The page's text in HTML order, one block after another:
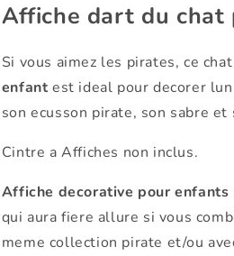
Affiche dart du chat
Si vous aimez les pirates, ce
enfant est ideal pour decorer
son ecusson pirate, son sabre et
Cintre a Affiches non inclus.
Affiche decorative pour enfants
qui aura fiere allure si vous
meme collection pirate et/ou